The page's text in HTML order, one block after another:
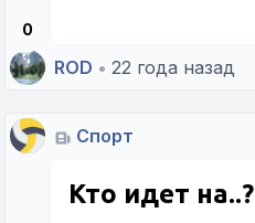
0
ROD • 22 года назад
Спорт
Кто идет на..?